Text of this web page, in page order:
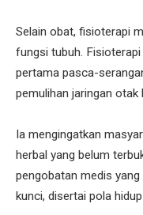
Selain obat, fisioterapi
fungsi tubuh. Fisioterapi
pertama pasca-
pemulihan jaringan otak
Ia mengingatkan
herbal yang belum
pengobatan medis
kunci, disertai pola